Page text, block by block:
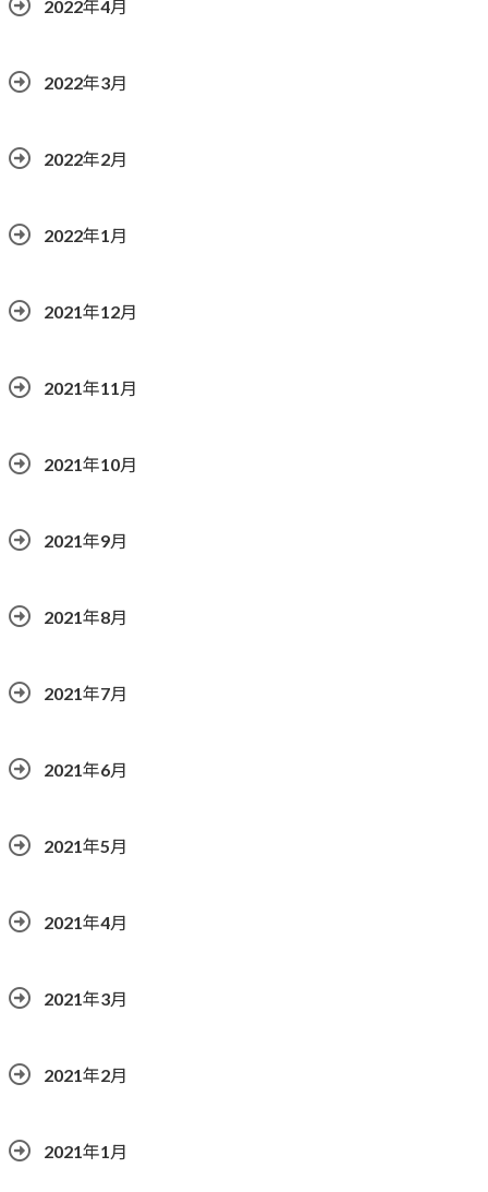
2022年4月
2022年3月
2022年2月
2022年1月
2021年12月
2021年11月
2021年10月
2021年9月
2021年8月
2021年7月
2021年6月
2021年5月
2021年4月
2021年3月
2021年2月
2021年1月